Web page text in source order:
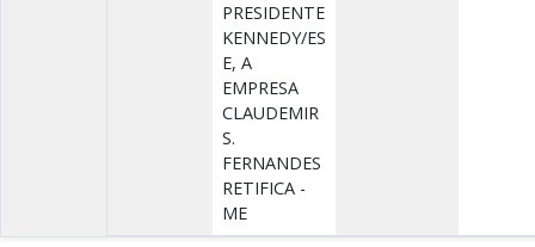
PRESIDENTE
KENNEDY/ES
E, A
EMPRESA
CLAUDEMIR
S.
FERNANDES
RETIFICA -
ME